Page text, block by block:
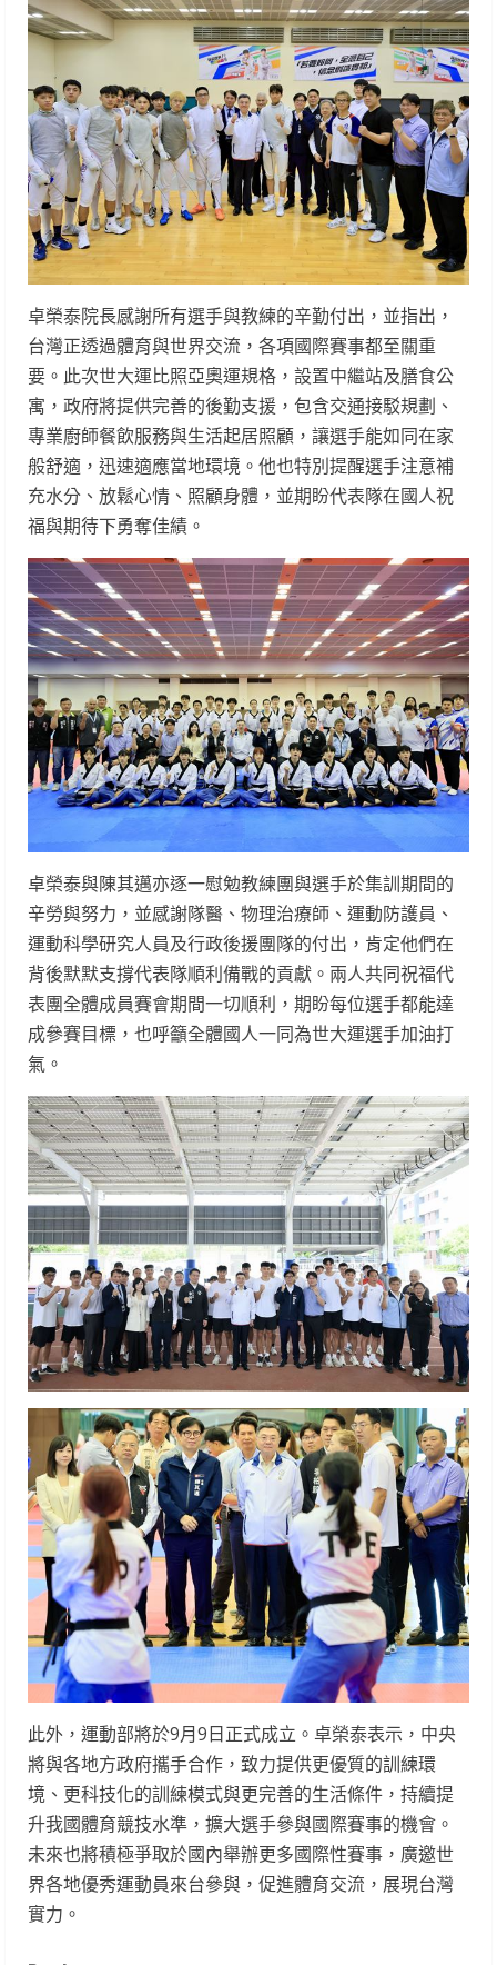
卓榮泰院長感謝所有選手與教練的辛勤付出，並指出，
台灣正透過體育與世界交流，各項國際賽事都至關重
要。此次世大運比照亞奧運規格，設置中繼站及膳食公
寓，政府將提供完善的後勤支援，包含交通接駁規劃、
專業廚師餐飲服務與生活起居照顧，讓選手能如同在家
般舒適，迅速適應當地環境。他也特別提醒選手注意補
充水分、放鬆心情、照顧身體，並期盼代表隊在國人祝
福與期待下勇奪佳績。
卓榮泰與陳其邁亦逐一慰勉教練團與選手於集訓期間的
辛勞與努力，並感謝隊醫、物理治療師、運動防護員、
運動科學研究人員及行政後援團隊的付出，肯定他們在
背後默默支撐代表隊順利備戰的貢獻。兩人共同祝福代
表團全體成員賽會期間一切順利，期盼每位選手都能達
成參賽目標，也呼籲全體國人一同為世大運選手加油打
氣。
此外，運動部將於9月9日正式成立。卓榮泰表示，中央
將與各地方政府攜手合作，致力提供更優質的訓練環
境、更科技化的訓練模式與更完善的生活條件，持續提
升我國體育競技水準，擴大選手參與國際賽事的機會。
未來也將積極爭取於國內舉辦更多國際性賽事，廣邀世
界各地優秀運動員來台參與，促進體育交流，展現台灣
實力。